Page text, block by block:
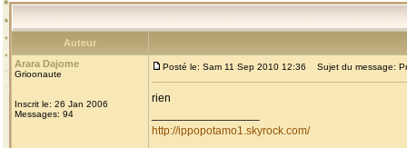
Auteur
Arara Dajome
Grioonaute
Inscrit le: 26 Jan 2006
Messages: 94
Posté le: Sam 11 Sep 2010 12:36 Sujet du message:
rien
http://ippopotamo1.skyrock.com/